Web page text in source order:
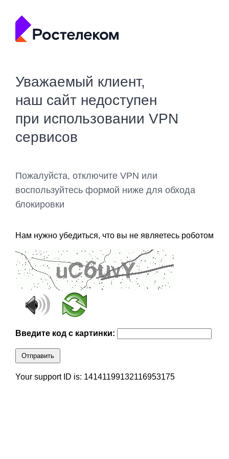
Уважаемый клиент,
наш сайт недоступен
при использовании VPN
сервисов
Пожалуйста, отключите VPN или
воспользуйтесь формой ниже для обхода
блокировки
Нам нужно убедиться, что вы не являетесь роботом
Введите код с картинки:
Отправить
Your support ID is: 14141199132116953175